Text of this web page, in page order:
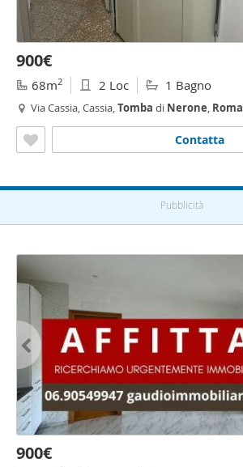
900€
68m2 2 Loc 1 Bagno
Via Cassia, Cassia,Tomba di Nerone, Roma
Contatta
Pubblicità
900€